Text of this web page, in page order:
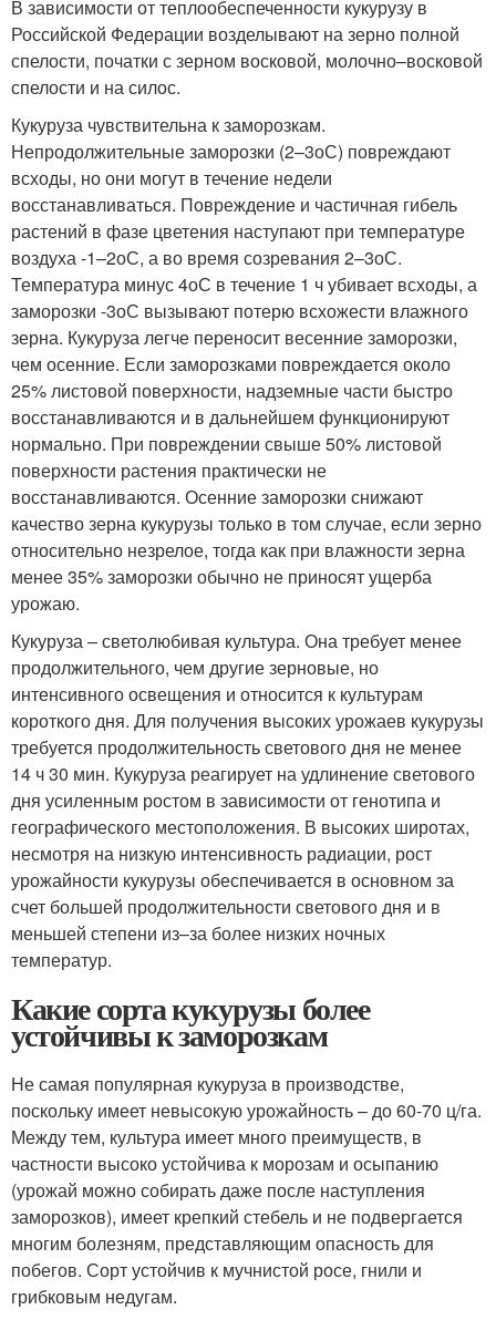
В зависимости от теплообеспеченности кукурузу в
Российской Федерации возделывают на зерно полной
спелости, початки с зерном восковой, молочно–восковой
спелости и на силос.
Кукуруза чувствительна к заморозкам.
Непродолжительные заморозки (2–3оС) повреждают
всходы, но они могут в течение недели
восстанавливаться. Повреждение и частичная гибель
растений в фазе цветения наступают при температуре
воздуха -1–2оС, а во время созревания 2–3оС.
Температура минус 4оС в течение 1 ч убивает всходы, а
заморозки -3оС вызывают потерю всхожести влажного
зерна. Кукуруза легче переносит весенние заморозки,
чем осенние. Если заморозками повреждается около
25% листовой поверхности, надземные части быстро
восстанавливаются и в дальнейшем функционируют
нормально. При повреждении свыше 50% листовой
поверхности растения практически не
восстанавливаются. Осенние заморозки снижают
качество зерна кукурузы только в том случае, если зерно
относительно незрелое, тогда как при влажности зерна
менее 35% заморозки обычно не приносят ущерба
урожаю.
Кукуруза – светолюбивая культура. Она требует менее
продолжительного, чем другие зерновые, но
интенсивного освещения и относится к культурам
короткого дня. Для получения высоких урожаев кукурузы
требуется продолжительность светового дня не менее
14 ч 30 мин. Кукуруза реагирует на удлинение светового
дня усиленным ростом в зависимости от генотипа и
географического местоположения. В высоких широтах,
несмотря на низкую интенсивность радиации, рост
урожайности кукурузы обеспечивается в основном за
счет большей продолжительности светового дня и в
меньшей степени из–за более низких ночных
температур.
Какие сорта кукурузы более
устойчивы к заморозкам
Не самая популярная кукуруза в производстве,
поскольку имеет невысокую урожайность – до 60-70 ц/га.
Между тем, культура имеет много преимуществ, в
частности высоко устойчива к морозам и осыпанию
(урожай можно собирать даже после наступления
заморозков), имеет крепкий стебель и не подвергается
многим болезням, представляющим опасность для
побегов. Сорт устойчив к мучнистой росе, гнили и
грибковым недугам.